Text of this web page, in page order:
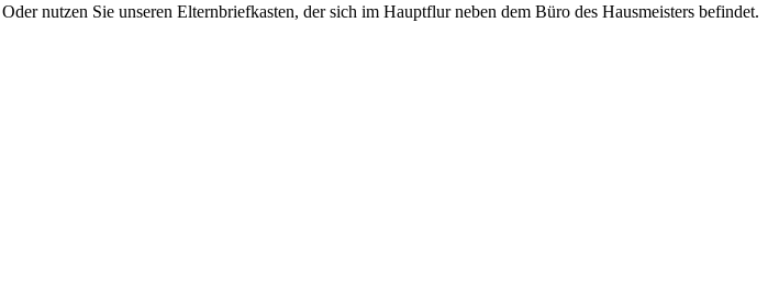
nutzen Sie unseren Elternbriefkasten, der sich im Hauptflur neben dem Büro des Hausmeisters befindet.